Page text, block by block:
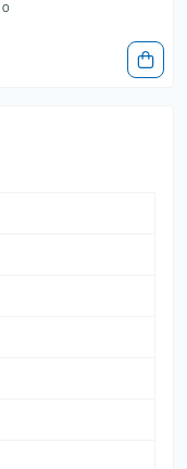
0